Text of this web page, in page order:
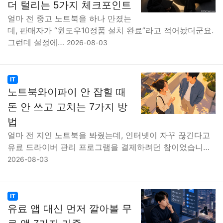
더 털리는 5가지 체크포인트
얼마 전 중고 노트북을 하나 만졌는
데, 판매자가 “윈도우10정품 설치 완료”라고 적어놨더군요.
그런데 설정에… 2026-08-03
IT
노트북와이파이 안 잡힐 때
돈 안 쓰고 고치는 7가지 방
법
얼마 전 지인 노트북을 봐줬는데, 인터넷이 자꾸 끊긴다고
유료 드라이버 관리 프로그램을 결제하려던 참이었습니…
2026-08-03
IT
유료 앱 대신 먼저 깔아볼 무